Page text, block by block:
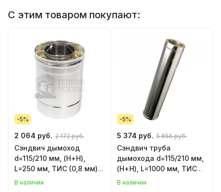
С этим товаром покупают:
-5%
2 064 руб. 2 172 руб.
Сэндвич дымоход
d=115/210 мм, (Н+Н),
L=250 мм, ТИС (0,8 мм)
(304 ПРЕМИУМ)
В наличии
-5%
5 374 руб. 5 656 руб.
Сэндвич труба
дымохода d=115/210 мм,
(Н+Н), L=1000 мм, ТИС
(0,8 мм) (304 ПРЕМИУМ)
В наличии